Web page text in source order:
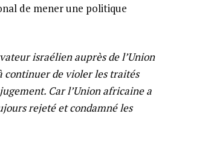
de mener une politique
israélien auprès de l’Union
continuer de violer les traités
Car l’Union africaine a
rejeté et condamné les